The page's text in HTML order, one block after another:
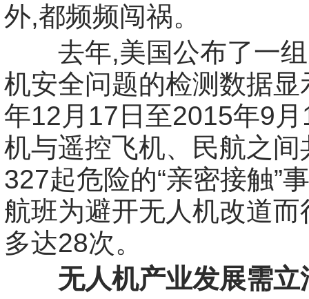
外,都频频闯祸。
去年,美国公布了一组
机安全问题的检测数据
年12月17日至2015年9
机与遥控飞机、民航之间
327起危险的“亲密接触”
航班为避开无人机改道而
多达28次。
无人机产业发展需立